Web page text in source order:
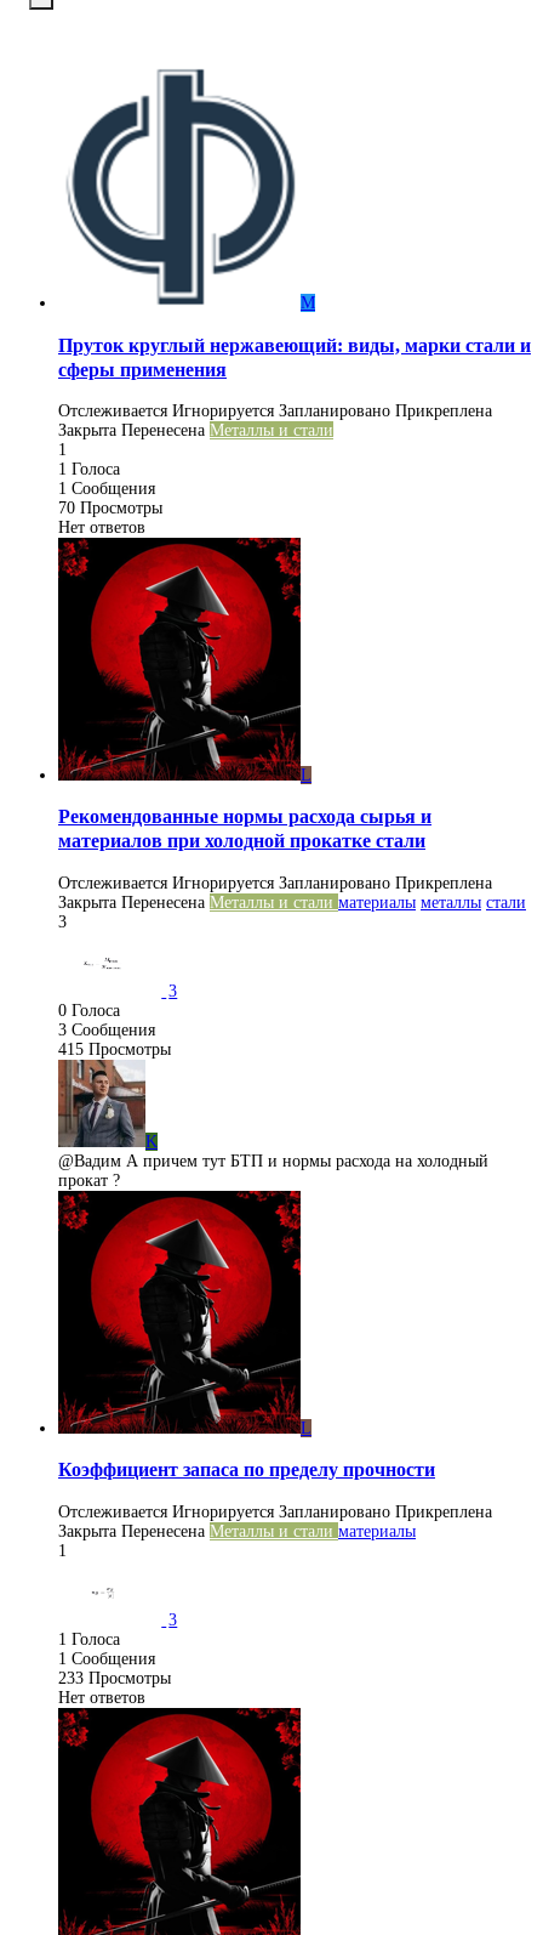
М
Пруток круглый нержавеющий: виды, марки стали и
сферы применения
Отслеживается Игнорируется Запланировано Прикреплена
Закрыта Перенесена Металлы и стали
1
1 Голоса
1 Сообщения
70 Просмотры
Нет ответов
L
Рекомендованные нормы расхода сырья и
материалов при холодной прокатке стали
Отслеживается Игнорируется Запланировано Прикреплена
Закрыта Перенесена Металлы и стали материалы металлы стали
3
3
0 Голоса
3 Сообщения
415 Просмотры
K
@Вадим А причем тут БТП и нормы расхода на холодный
прокат ?
L
Коэффициент запаса по пределу прочности
Отслеживается Игнорируется Запланировано Прикреплена
Закрыта Перенесена Металлы и стали материалы
1
3
1 Голоса
1 Сообщения
233 Просмотры
Нет ответов